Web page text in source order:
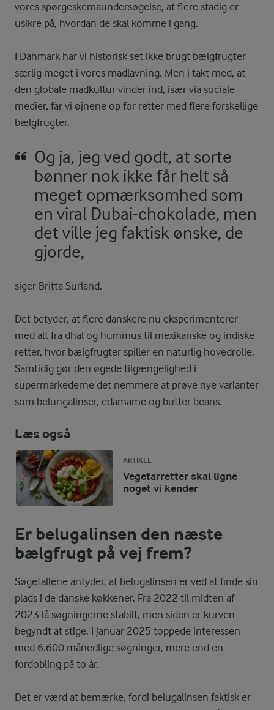
vores spørgeskemaundersøgelse, at flere stadig er
usikre på, hvordan de skal komme i gang.
I Danmark har vi historisk set ikke brugt bælgfrugter
særlig meget i vores madlavning. Men i takt med, at
den globale madkultur vinder ind, især via sociale
medier, får vi øjnene op for retter med flere forskellige
bælgfrugter.
Og ja, jeg ved godt, at sorte
bønner nok ikke får helt så
meget opmærksomhed som
en viral Dubai-chokolade, men
det ville jeg faktisk ønske, de
gjorde,
siger Britta Surland.
Det betyder, at flere danskere nu eksperimenterer
med alt fra dhal og hummus til mexikanske og indiske
retter, hvor bælgfrugter spiller en naturlig hovedrolle.
Samtidig gør den øgede tilgængelighed i
supermarkederne det nemmere at prøve nye varianter
som belungalinser, edamame og butter beans.
Læs også
ARTIKEL
Vegetarretter skal ligne
noget vi kender
Er belugalinsen den næste
bælgfrugt på vej frem?
Søgetallene antyder, at belugalinsen er ved at finde sin
plads i de danske køkkener. Fra 2022 til midten af
2023 lå søgningerne stabilt, men siden er kurven
begyndt at stige. I januar 2025 toppede interessen
med 6.600 månedlige søgninger, mere end en
fordobling på to år.
Det er værd at bemærke, fordi belugalinsen faktisk er